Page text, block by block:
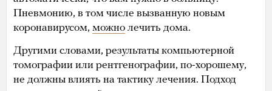
Пневмонию, в том числе вызванную новым
коронавирусом, можно лечить дома.
Другими словами, результаты компьютерной
томографии или рентгенографии, по-хорошему,
не должны влиять на тактику лечения. Подход